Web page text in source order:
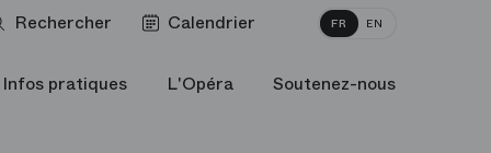
Rechercher Calendrier FR EN
Infos pratiques L'Opéra Soutenez-nous